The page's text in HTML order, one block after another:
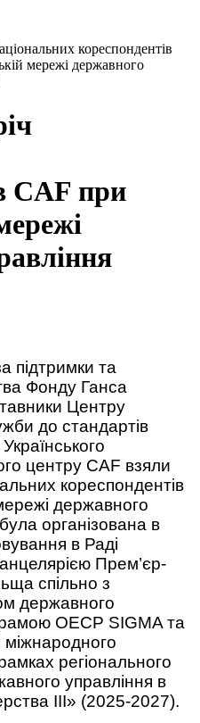
кореспондентів
мережі державного
CAF при
підтримки та
Фонду Ганса
Центру
до стандартів
центру CAF взяли
кореспондентів
державного
організована в
в Раді
Прем’єр-
спільно з
державного
ОЕСР SIGMA та
регіонального
управління в
III» (2025-2027).